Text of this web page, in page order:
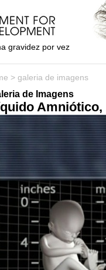
gravidez por vez
> galeria de imagens
de Imagens
Amniótico,